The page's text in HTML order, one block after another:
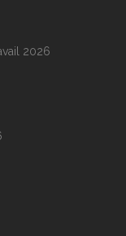
2026